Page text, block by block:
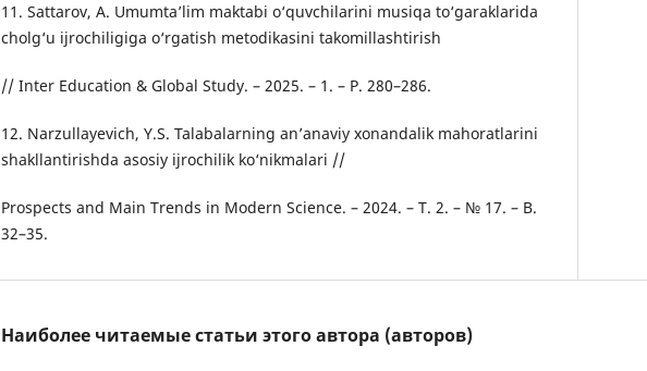
11. Sattarov, A. Umumta’lim maktabi o‘quvchilarini musiqa to‘garaklarida
cholg‘u ijrochiligiga o‘rgatish metodikasini takomillashtirish
// Inter Education & Global Study. – 2025. – 1. – P. 280–286.
12. Narzullayevich, Y.S. Talabalarning an’anaviy xonandalik mahoratlarini
shakllantirishda asosiy ijrochilik ko‘nikmalari //
Prospects and Main Trends in Modern Science. – 2024. – T. 2. – № 17. – B.
32–35.
Наиболее читаемые статьи этого автора (авторов)